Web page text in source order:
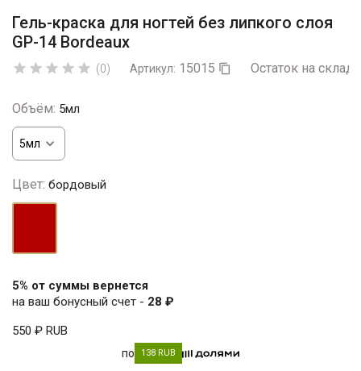
Гель-краска для ногтей без липкого слоя
GP-14 Bordeaux
     (0) Артикул: 15015  Остаток на
Объём: 5мл
Цвет: бордовый
5% от суммы вернется
на ваш бонусный счет - 28 ₽
550 ₽ RUB
по 138 RUB